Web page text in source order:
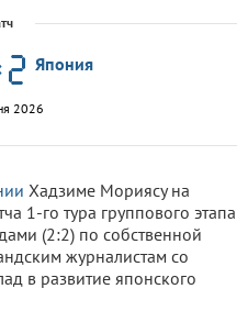
Япония
2026
Хадзиме Мориясу на
1-го тура группового этапа
(2:2) по собственной
журналистам со
в развитие японского